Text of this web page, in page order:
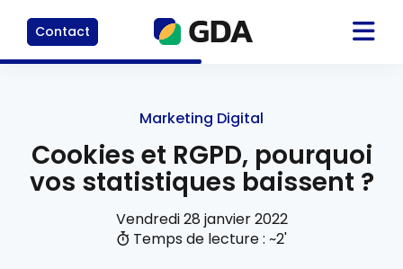
Contact
Marketing Digital
Cookies et RGPD, pourquoi
vos statistiques baissent ?
Vendredi 28 janvier 2022
Temps de lecture : ~2'